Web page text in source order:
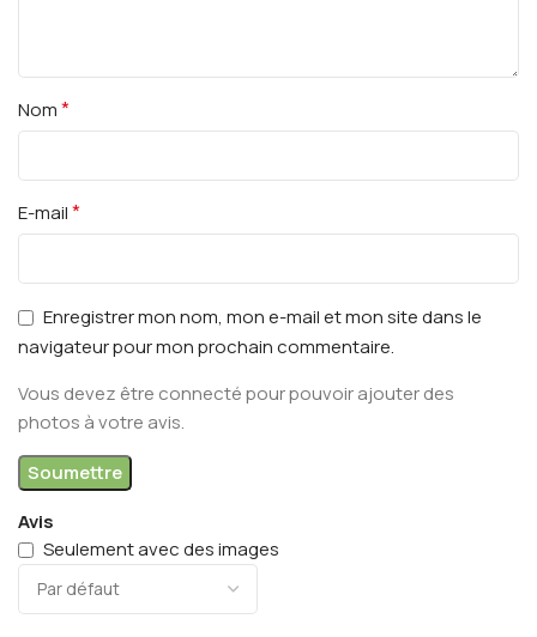
Avis
Seulement avec des images
Nom*
E-mail*
Enregistrer mon nom, mon e-mail et mon site dans le
navigateur pour mon prochain commentaire.
Vous devez être connecté pour pouvoir ajouter des
photos à votre avis.